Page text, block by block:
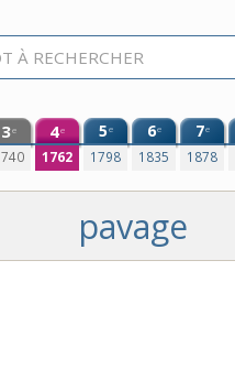
3e 4e
1762
5e
1798
6e
1835
7e
1878
pavage